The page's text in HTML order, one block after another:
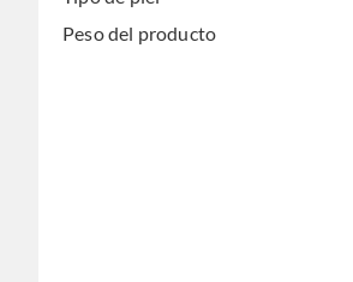
Peso del producto